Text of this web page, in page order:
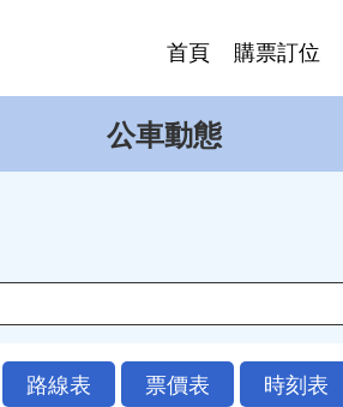
首頁 購票訂位
公車動態
路線表 票價表 時刻表